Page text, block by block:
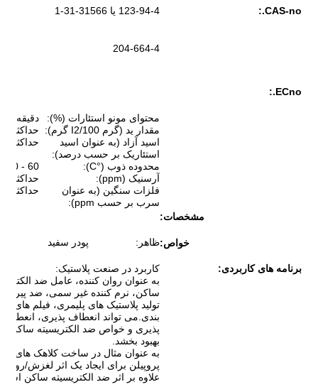
CAS-no.: 123-94-4 یا 31566-31-1
ECno.:
204-664-4
مشخصات:
محتوای مونو استئارات (%):
دقیقه95
مقدار ید (گرم I2/100 گرم):
حداکثر3
اسید آزاد (به عنوان اسید
استئاریک بر حسب درصد):
حداکثر2.5
محدوده ذوب (°C):
60 - 70
آرسنیک (ppm):
حداکثر1
فلزات سنگین (به عنوان
سرب بر حسب ppm):
حداکثر5
خواص:ظاهر: پودر سفید
برنامه های کاربردی:
کاربرد در صنعت پلاستیک:
به عنوان روان کننده، عامل ضد
ساکن، نرم کننده غیر سمی، ضد پیری
تولید پلاستیک های پلیمری، فیلم های
بندی.می تواند انعطاف پذیری، انعطاف
پذیری و خواص ضد الکتریسیته ساکن را
بهبود بخشد.
به عنوان مثال در ساخت کلاهک های
پروپیلن برای ایجاد یک اثر لغزش/روان
علاوه بر اثر ضد الکتریسیته ساکن